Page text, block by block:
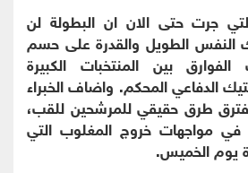
جرت حتى الان ان البطولة لن
النفس الطويل والقدرة على حسم
بين المنتخبات الكبيرة
الدفاعي المحكم. واضاف الخبراء
طرق حقيقي للمرشحين للقب،
مواجهات خروج المغلوب التي
يوم الخميس.